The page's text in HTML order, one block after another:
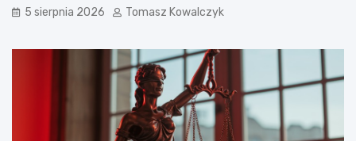
5 sierpnia 2026 Tomasz Kowalczyk